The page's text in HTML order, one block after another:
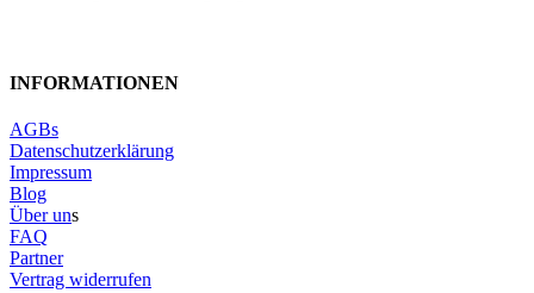
INFORMATIONEN
AGBs
Datenschutzerklärung
Impressum
Blog
Über uns
FAQ
Partner
Vertrag widerrufen